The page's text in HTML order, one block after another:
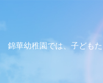
錦華幼稚園では、子ども